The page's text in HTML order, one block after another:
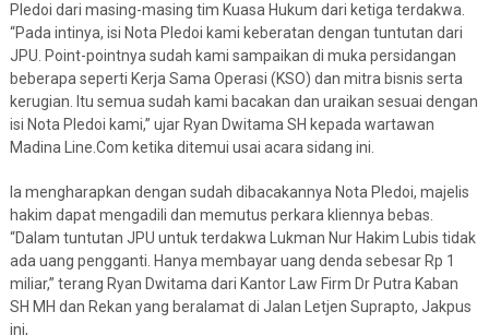
Pledoi dari masing-masing tim Kuasa Hukum dari ketiga terdakwa.
“Pada intinya, isi Nota Pledoi kami keberatan dengan tuntutan dari
JPU. Point-pointnya sudah kami sampaikan di muka persidangan
beberapa seperti Kerja Sama Operasi (KSO) dan mitra bisnis serta
kerugian. Itu semua sudah kami bacakan dan uraikan sesuai dengan
isi Nota Pledoi kami,” ujar Ryan Dwitama SH kepada wartawan
Madina Line.Com ketika ditemui usai acara sidang ini.
Ia mengharapkan dengan sudah dibacakannya Nota Pledoi, majelis
hakim dapat mengadili dan memutus perkara kliennya bebas.
“Dalam tuntutan JPU untuk terdakwa Lukman Nur Hakim Lubis tidak
ada uang pengganti. Hanya membayar uang denda sebesar Rp 1
miliar,” terang Ryan Dwitama dari Kantor Law Firm Dr Putra Kaban
SH MH dan Rekan yang beralamat di Jalan Letjen Suprapto, Jakpus
ini,